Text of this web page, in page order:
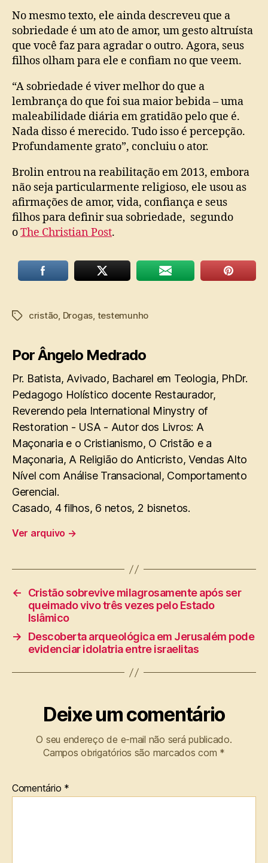
No mesmo texto, ele ainda descreveu que a
sobriedade é um ato de amor, um gesto altruísta
que você faz para agradar o outro. Agora, seus
filhos olham para ele e confiam no que veem.
“A sobriedade é viver melhor do que a
lembrança do que foi sua maior bebida – uma
maleabilidade diária em gratidão pelo que é.
Nada disso é merecido. Tudo isso é percepção.
Profundamente grato”, concluiu o ator.
Brolin entrou na reabilitação em 2013, embora
não seja particularmente religioso, ele usou as
afirmações de amor, vida, confiança e seus
filhos para definir sua sobriedade, segundo
oThe Christian Post.
Tagscristão, Drogas, testemunho
Por Ângelo Medrado
Pr. Batista, Avivado, Bacharel em Teologia, PhDr.
Pedagogo Holístico docente Restaurador,
Reverendo pela International Minystry of
Restoration - USA - Autor dos Livros: A
Maçonaria e o Cristianismo, O Cristão e a
Maçonaria, A Religião do Anticristo, Vendas Alto
Nível com Análise Transacional, Comportamento
Gerencial.
Casado, 4 filhos, 6 netos, 2 bisnetos.
Ver arquivo →
←
Cristão sobrevive milagrosamente após ser
queimado vivo três vezes pelo Estado
Islâmico
→
Descoberta arqueológica em Jerusalém pode
evidenciar idolatria entre israelitas
Deixe um comentário
O seu endereço de e-mail não será publicado.
Campos obrigatórios são marcados com *
Comentário *